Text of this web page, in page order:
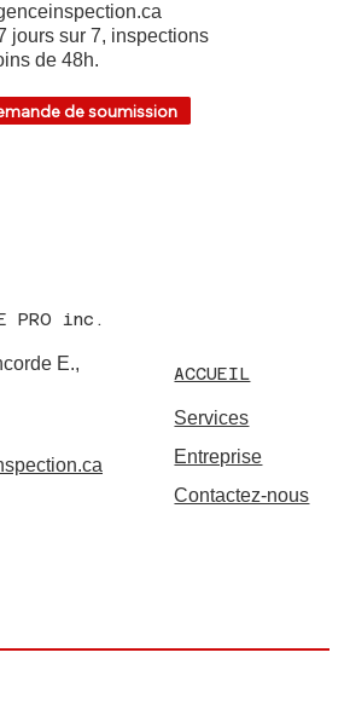
jours sur 7, inspections
de 48h.
de soumission
PRO inc.
E.,
ACCUEIL
Services
Entreprise
Contactez-nous